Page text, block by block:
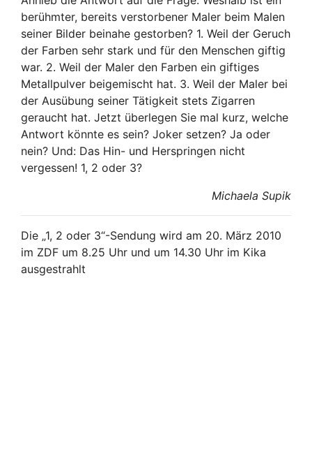
berühmter, bereits verstorbener Maler beim Malen
seiner Bilder beinahe gestorben? 1. Weil der Geruch
der Farben sehr stark und für den Menschen giftig
war. 2. Weil der Maler den Farben ein giftiges
Metallpulver beigemischt hat. 3. Weil der Maler bei
der Ausübung seiner Tätigkeit stets Zigarren
geraucht hat. Jetzt überlegen Sie mal kurz, welche
Antwort könnte es sein? Joker setzen? Ja oder
nein? Und: Das Hin- und Herspringen nicht
vergessen! 1, 2 oder 3?
Michaela Supik
Die „1, 2 oder 3“-Sendung wird am 20. März 2010
im ZDF um 8.25 Uhr und um 14.30 Uhr im Kika
ausgestrahlt